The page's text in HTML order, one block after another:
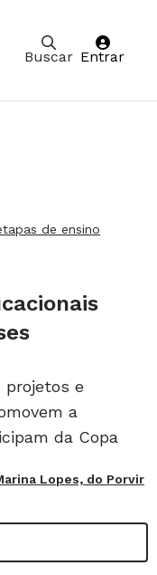
Buscar Entrar
de ensino
projetos e
a
da Copa
Lopes, do Porvir